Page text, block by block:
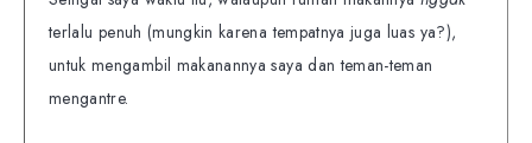
terlalu penuh (mungkin karena tempatnya juga luas ya?),
untuk mengambil makanannya saya dan teman-teman
mengantre.